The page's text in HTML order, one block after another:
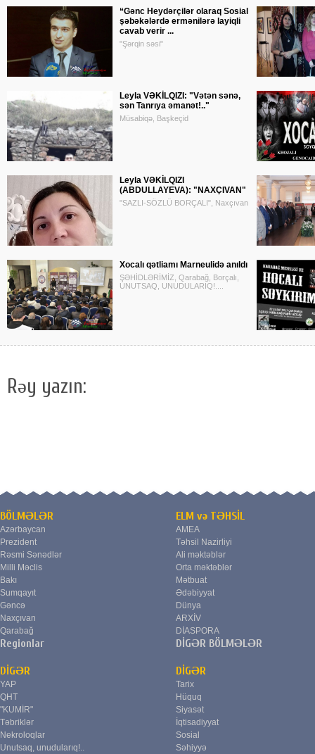
“Gənc Heydərçilər olaraq Sosial
şəbəkələrdə ermənilərə layiqli
cavab verir ...
"Şərqin səsi"
Leyla VƏKİLQIZI: "Vətən sənə,
sən Tanrıya əmanət!.."
Müsabiqə, Başkeçid
Leyla VƏKİLQIZI
(ABDULLAYEVA): "NAXÇIVAN"
"SAZLI-SÖZLÜ BORÇALI", Naxçıvan
Xocalı qətliamı Marneulidə anıldı
ŞƏHİDLƏRİMİZ, Qarabağ, Borçalı,
UNUTSAQ, UNUDULARIQ!....
Rəy yazın:
BÖLMƏLƏR
Azərbaycan
Prezident
Rəsmi Sənədlər
Milli Məclis
Bakı
Sumqayıt
Gəncə
Naxçıvan
Qarabağ
Regionlar
ELM və TƏHSİL
AMEA
Təhsil Nazirliyi
Ali məktəblər
Orta məktəblər
Mətbuat
Ədəbiyyat
Dünya
ARXİV
DİASPORA
DİGƏR BÖLMƏLƏR
DİGƏR
YAP
QHT
"KUMİR"
Təbriklər
Nekroloqlar
Unutsaq, unudularıq!..
DİGƏR
Tarix
Hüquq
Siyasət
İqtisadiyyat
Sosial
Səhiyyə